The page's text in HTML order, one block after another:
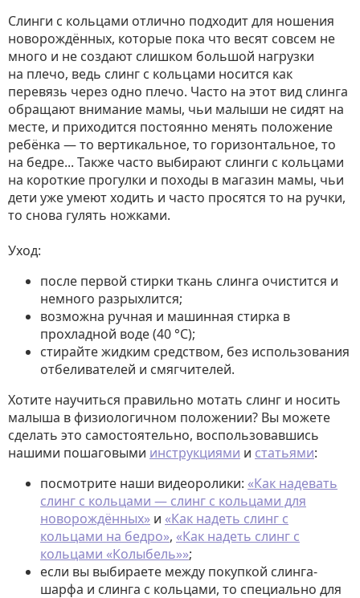
Слинги с кольцами отлично подходит для ношения
новорождённых, которые пока что весят совсем не
много и не создают слишком большой нагрузки
на плечо, ведь слинг с кольцами носится как
перевязь через одно плечо. Часто на этот вид слинга
обращают внимание мамы, чьи малыши не сидят на
месте, и приходится постоянно менять положение
ребёнка — то вертикальное, то горизонтальное, то
на бедре... Также часто выбирают слинги с кольцами
на короткие прогулки и походы в магазин мамы, чьи
дети уже умеют ходить и часто просятся то на ручки,
то снова гулять ножками.
Уход:
после первой стирки ткань слинга очистится и
немного разрыхлится;
возможна ручная и машинная стирка в
прохладной воде (40 °C);
стирайте жидким средством, без использования
отбеливателей и смягчителей.
Хотите научиться правильно мотать слинг и носить
малыша в физиологичном положении? Вы можете
сделать это самостоятельно, воспользовавшись
нашими пошаговыми инструкциями и статьями:
посмотрите наши видеоролики: «Как надевать
слинг с кольцами — слинг с кольцами для
новорождённых» и «Как надеть слинг с
кольцами на бедро», «Как надеть слинг с
кольцами «Колыбель»»;
если вы выбираете между покупкой слинга-
шарфа и слинга с кольцами, то специально для